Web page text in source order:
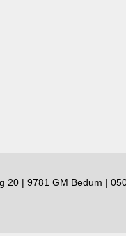
20 | 9781 GM Bedum |